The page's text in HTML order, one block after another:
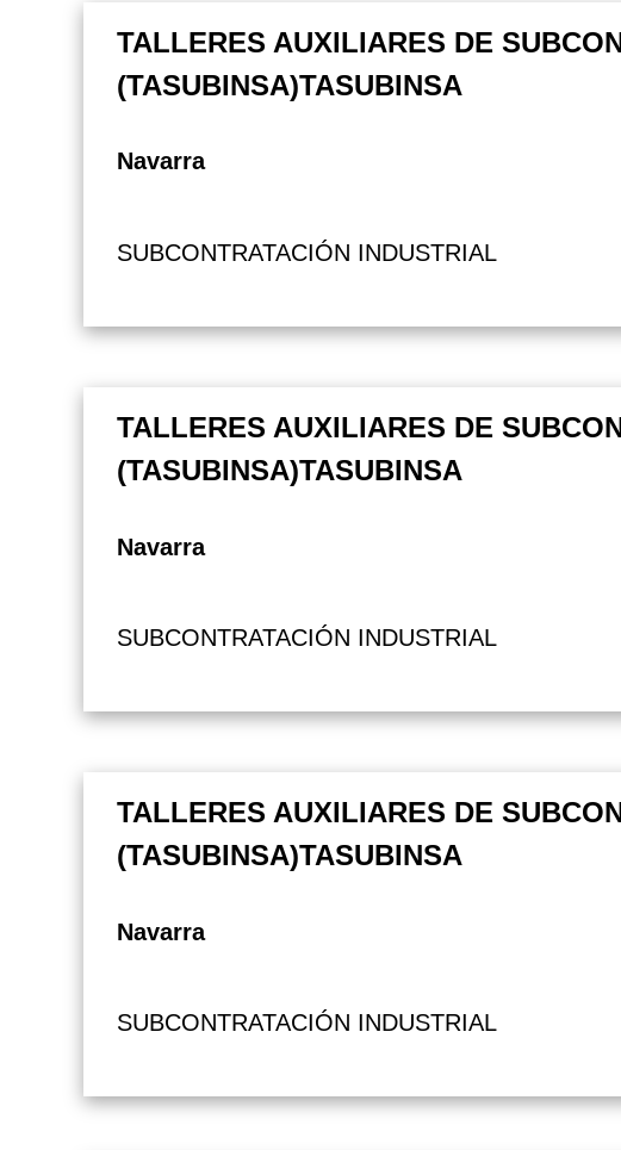
TALLERES AUXILIARES DE
(TASUBINSA)TASUBINSA
Navarra
SUBCONTRATACIÓN INDUSTRIAL
TALLERES AUXILIARES DE
(TASUBINSA)TASUBINSA
Navarra
SUBCONTRATACIÓN INDUSTRIAL
TALLERES AUXILIARES DE
(TASUBINSA)TASUBINSA
Navarra
SUBCONTRATACIÓN INDUSTRIAL